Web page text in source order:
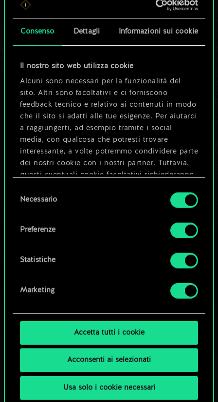
Consenso Dettagli Informazioni sui cookie
Il nostro sito web utilizza cookie
Alcuni sono necessari per la funzionalità del
sito. Altri sono facoltativi e ci forniscono
feedback tecnico e relativo ai contenuti in modo
che il sito si adatti alle tue esigenze. Per aiutarci
a raggiungerti, ad esempio tramite i social
media, con qualcosa che potresti trovare
interessante, a volte potremmo condividere parte
dei nostri cookie con i nostri partner. Tuttavia,
questi eventuali cookie facoltativi richiederanno
Tutti i dettagli su come utilizziamo i cookie e su
disponibili nel menu "Impostazioni" qui sotto.
delNecessario
Preferenze
Statistiche
Marketing
Accetta tutti i cookie
Acconsenti ai selezionati
Usa solo i cookie necessari
condiviso.
molto altro!
Dai un nome al mazzo e crea una
guida
Modifica mazzo